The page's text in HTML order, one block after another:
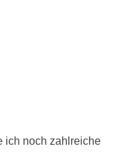
ich noch zahlreiche